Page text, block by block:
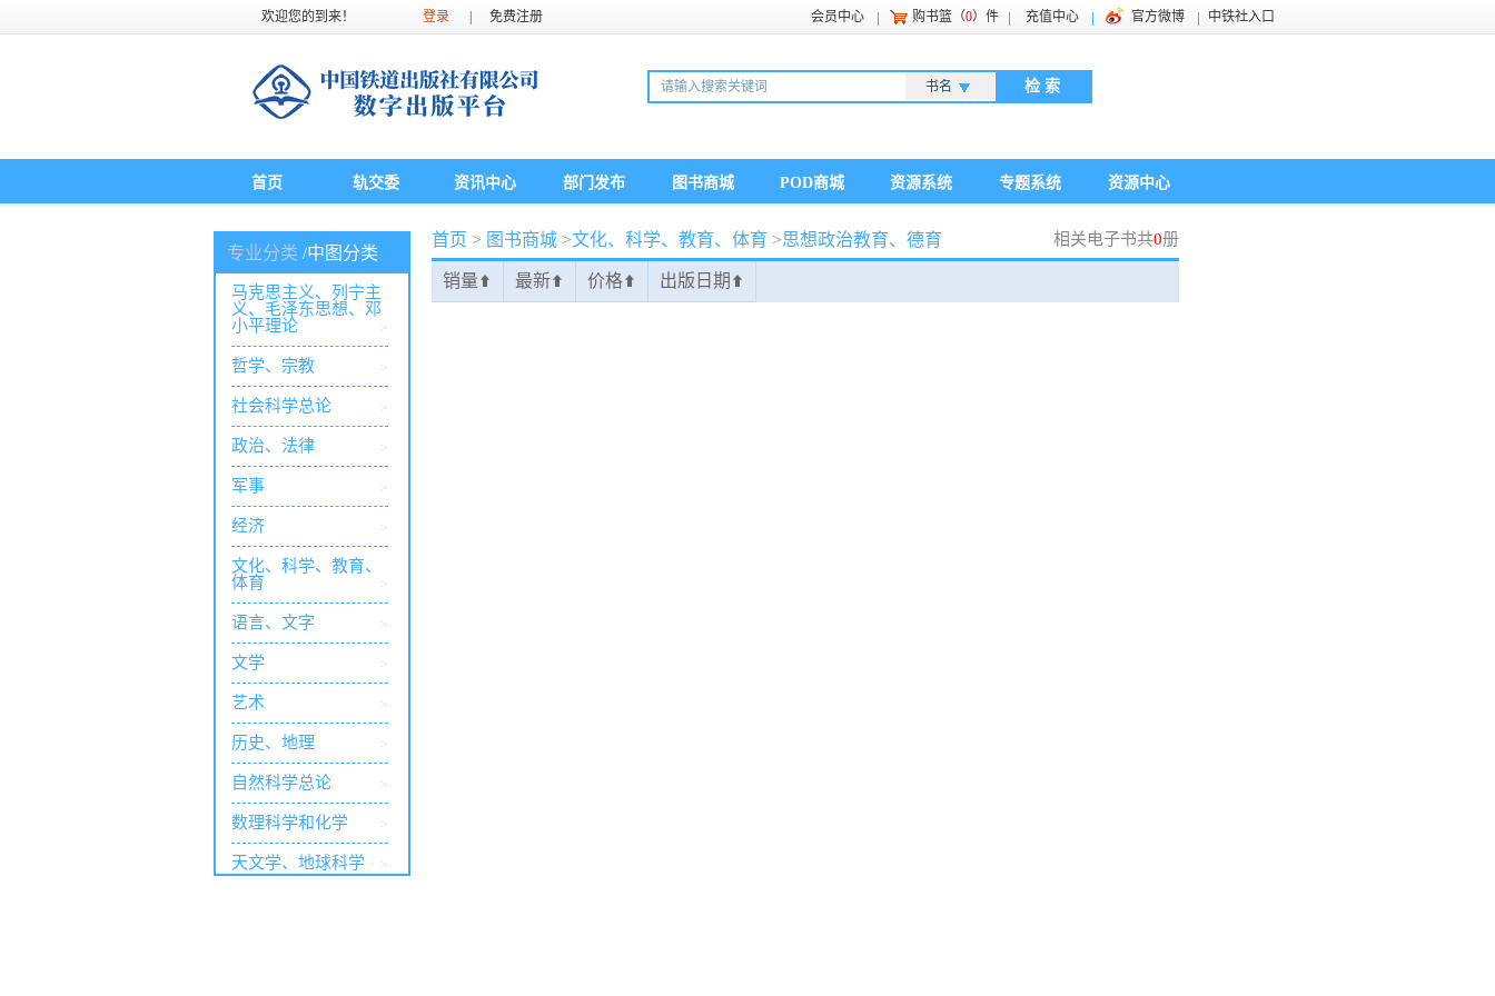
欢迎您的到来！ 登录 免费注册 中铁社入口
官方微博
充值中心
购书篮（0）件
会员中心
书名 检 索
首页 轨交委 资讯中心 部门发布 图书商城 POD商城 资源系统 专题系统 资源中心
专业分类 /中图分类
马克思主义、列宁主
义、毛泽东思想、邓
小平理论
>
哲学、宗教 >
社会科学总论 >
政治、法律 >
军事 >
经济 >
文化、科学、教育、
体育
>
语言、文字 >
文学 >
艺术 >
历史、地理 >
自然科学总论 >
数理科学和化学 >
天文学、地球科学 >
首页 > 图书商城 >文化、科学、教育、体育 >思想政治教育、德育 相关电子书共0册
销量 ⬆ 最新⬆ 价格⬆ 出版日期 ⬆